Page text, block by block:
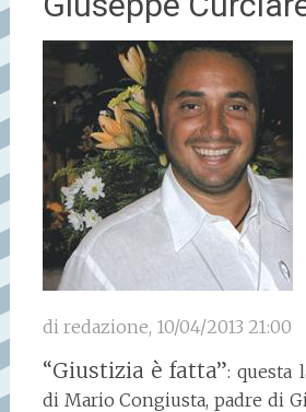
di redazione, 10/04/2013 21:00
“Giustizia è fatta”: questa
di Mario Congiusta, padre di